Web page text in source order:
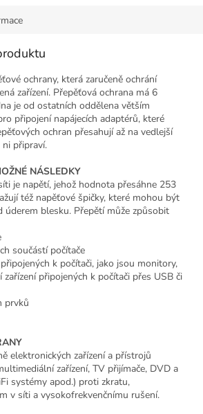
ochrany, která zaručeně ochrání
zařízení. Přepěťová ochrana má 6
je od ostatních oddělena větším
připojení napájecích adaptérů, které
ochran přesahují až na vedlejší
ni připraví.
NÁSLEDKY
je napětí, jehož hodnota přesáhne 253
též napěťové špičky, které mohou být
úderem blesku. Přepětí může způsobit
součástí počítače
k počítači, jako jsou monitory,
připojených k počítači přes USB či
prvků
elektronických zařízení a přístrojů
zařízení, TV přijímače, DVD a
systémy apod.) proti zkratu,
v síti a vysokofrekvenčnímu rušení.